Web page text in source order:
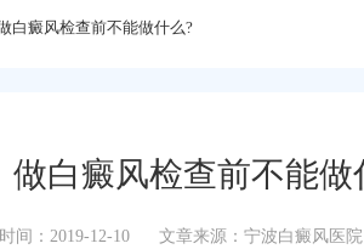
白癜风检查前不能做什么?
做白癜风检查前不能做
间：2019-12-10 文章来源：宁波白癜风医院